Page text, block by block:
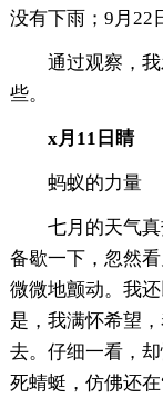
没有下雨；9月
通过观察，我
些。
x月11日睛
蚂蚁的力量
七月的天气真
备歇一下，忽然
微微地颤动。我
是，我满怀希望
去。仔细一看，
死蜻蜓，仿佛还